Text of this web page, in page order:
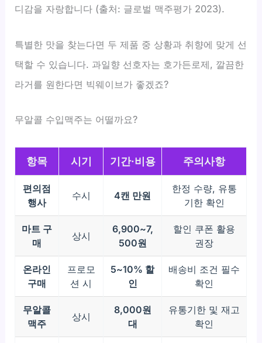
디감을 자랑합니다 (출처: 글로벌 맥주평가 2023).
특별한 맛을 찾는다면 두 제품 중 상황과 취향에 맞게 선
택할 수 있습니다. 과일향 선호자는 호가든로제, 깔끔한
라거를 원한다면 빅웨이브가 좋겠죠?
무알콜 수입맥주는 어떨까요?
항목 시기 기간·비용 주의사항
편의점
행사
수시 4캔 만원
한정 수량, 유통
기한 확인
마트 구
매
상시
6,900~7,
500원
할인 쿠폰 활용
권장
온라인
구매
프로모
션 시
5~10% 할
인
배송비 조건 필수
확인
무알콜
맥주
상시
8,000원
대
유통기한 및 재고
확인